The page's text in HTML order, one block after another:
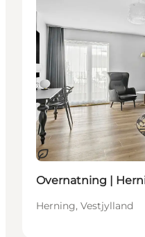
Bæredygtige
Overnatning |
Herning, Vestjylland